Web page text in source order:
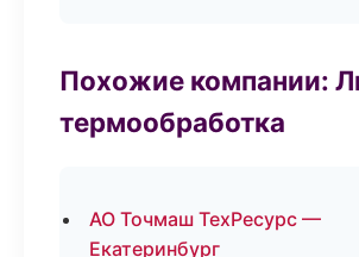
Похожие компании:
термообработка
АО Точмаш ТехРесурс —
Екатеринбург